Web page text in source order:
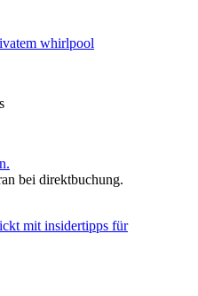
whirlpool
bei direktbuchung.
mit insidertipps für